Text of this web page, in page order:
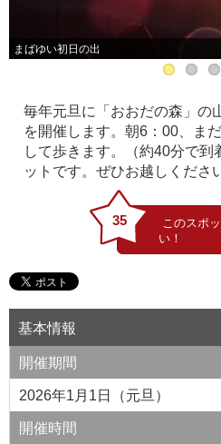
まばゆい初日の出
毎年元旦に「おおだの森」の
を開催します。朝6：00、ま
して歩きます。（約40分で到
ットです。ぜひお越しくださ
35
基本情報
開催期間
2026年1月1日（元旦）
開催時間